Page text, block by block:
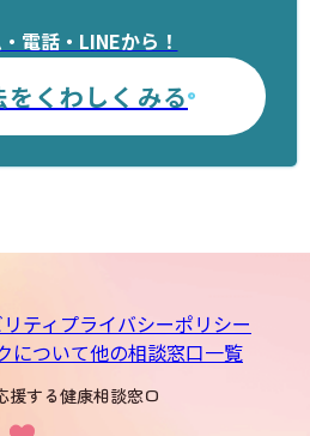
電話・LINEから！
をくわしくみる
ティ プライバシーポリシー
について他の相談窓口一覧
援する健康相談窓口